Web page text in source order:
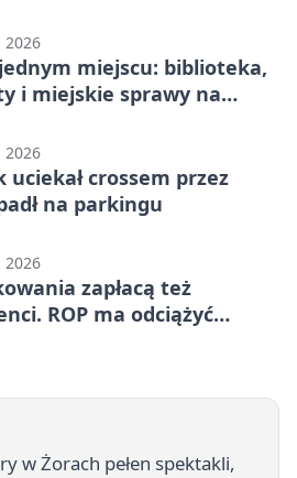
miejscu: biblioteka,
i miejskie sprawy na
uciekał crossem przez
na parkingu
zapłacą też
ROP ma odciążyć
w Żorach pełen spektakli,